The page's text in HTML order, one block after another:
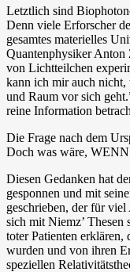
Letztlich sind
Denn viele Erforscher
gesamtes materielles
Quantenphysiker Anton
von Lichtteilchen
kann ich mir auch nicht,
und Raum vor sich
reine Information
Die Frage nach dem
Doch was wäre, WENN
Diesen Gedanken hat
gesponnen und mit
geschrieben, der für viel
sich mit Niemz’ Thesen
toter Patienten
wurden und von ihren
speziellen